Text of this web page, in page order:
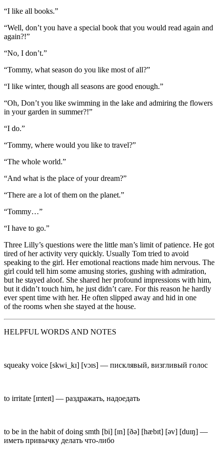
“I like all books.”
“Well, don’t you have a special book that you would read again and
again?!”
“No, I don’t.”
“Tommy, what season do you like most of all?”
“I like winter, though all seasons are good enough.”
“Oh, Don’t you like swimming in the lake and admiring the flowers
in your garden in summer?!”
“I do.”
“Tommy, where would you like to travel?”
“The whole world.”
“And what is the place of your dream?”
“There are a lot of them on the planet.”
“Tommy…”
“I have to go.”
Three Lilly’s questions were the little man’s limit of patience. He got
tired of her activity very quickly. Usually Tom tried to avoid
speaking to the girl. Her emotional reactions made him nervous. The
girl could tell him some amusing stories, gushing with admiration,
but he stayed aloof. She shared her profound impressions with him,
but it didn’t touch him, he just didn’t care. For this reason he hardly
ever spent time with her. He often slipped away and hid in one
of the rooms when she stayed at the house.
HELPFUL WORDS AND NOTES
squeaky voice [skwi_ kɪ] [vɔɪs] — писклявый, визгливый голос
to irritate [ɪrɪteɪt] — раздражать, надоедать
to be in the habit of doing smth [bi] [ɪn] [ðə] [hæbɪt] [əv] [duɪŋ] —
иметь привычку делать что-либо